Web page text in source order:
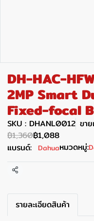
DH-HAC-
2MP Smart
Fixed-focal
SKU : DHANL0012 ขา
฿1,360฿1,088
แบรนด์: Dahuaหมวดหมู่:
แชร์
รายละเอียดสินค้า